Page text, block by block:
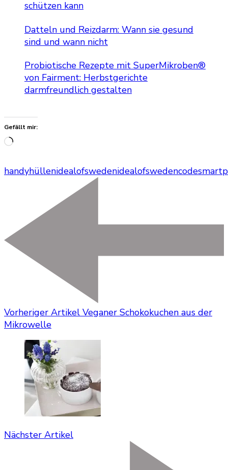
schützen kann
Datteln und Reizdarm: Wann sie gesund
sind und wann nicht
Probiotische Rezepte mit SuperMikroben®
von Fairment: Herbstgerichte
darmfreundlich gestalten
Gefällt mir:
Wird
handyhüllenidealofswedenidealofswedencode
Vorheriger Artikel Veganer Schokokuchen aus der
Mikrowelle
Nächster Artikel